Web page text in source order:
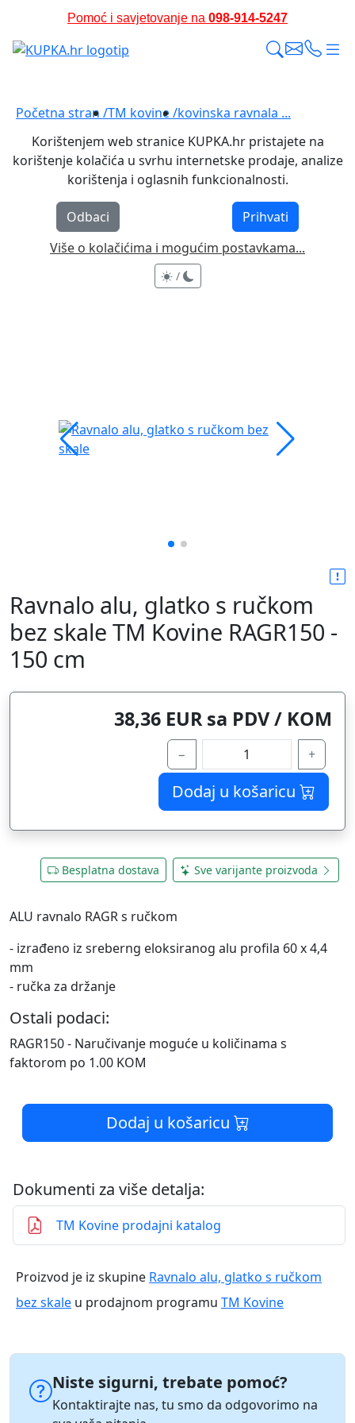
Pomoć i savjetovanje na 098-914-5247
Početna stran /TM kovine /kovinska ravnala ...
Korištenjem web stranice KUPKA.hr pristajete na
korištenje kolačića u svrhu internetske prodaje, analize
korištenja i oglasnih funkcionalnosti.
Odbaci
Prihvati
Više o kolačićima i mogućim postavkama...
/
Ravnalo alu, glatko s ručkom
bez skale TM Kovine RAGR150 -
150 cm
38,36 EUR sa PDV / KOM
− +
Dodaj u košaricu
Besplatna dostava Sve varijante proizvoda
ALU ravnalo RAGR s ručkom
- izrađeno iz sreberng eloksiranog alu profila 60 x 4,4
mm
- ručka za držanje
Ostali podaci:
RAGR150 - Naručivanje moguće u količinama s
faktorom po 1.00 KOM
Dodaj u košaricu
Dokumenti za više detalja:
TM Kovine prodajni katalog
Proizvod je iz skupine Ravnalo alu, glatko s ručkom
bez skale u prodajnom programu TM Kovine
Niste sigurni, trebate pomoć?
Kontaktirajte nas, tu smo da odgovorimo na